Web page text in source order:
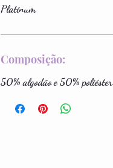
Platinum
Composição:
50% algodão e 50% poliéster